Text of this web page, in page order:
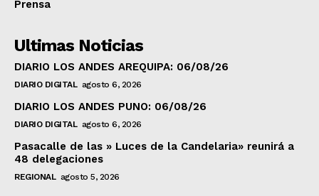
Prensa
Ultimas Noticias
DIARIO LOS ANDES AREQUIPA: 06/08/26
DIARIO DIGITAL agosto 6, 2026
DIARIO LOS ANDES PUNO: 06/08/26
DIARIO DIGITAL agosto 6, 2026
Pasacalle de las » Luces de la Candelaria» reunirá a
48 delegaciones
REGIONAL agosto 5, 2026